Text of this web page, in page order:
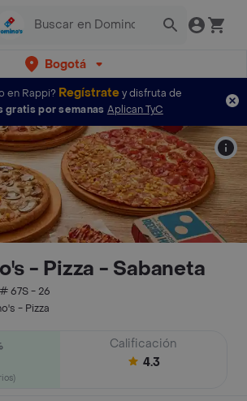
Bogotá
en Rappi? Regístratey disfruta de
gratis por semanas Aplican TyC
- Pizza - Sabaneta
67S - 26
- Pizza
Calificación
4.3